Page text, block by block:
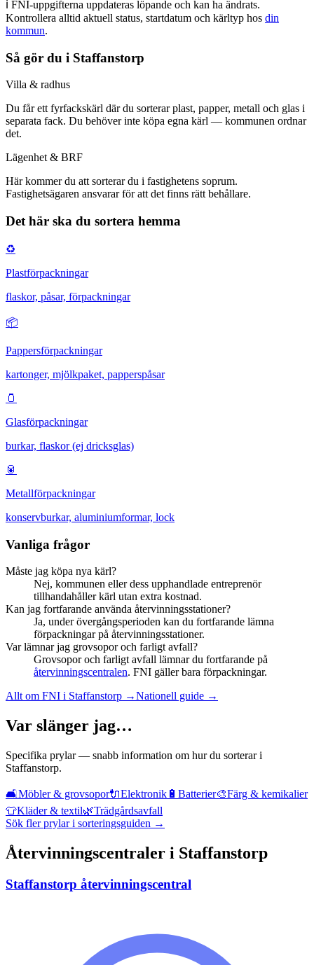
ℹ️ FNI-uppgifterna uppdateras löpande och kan ha ändrats.
Kontrollera alltid aktuell status, startdatum och kärltyp hos din
kommun.
Så gör du i Staffanstorp
Villa & radhus
Du får ett fyrfackskärl där du sorterar plast, papper, metall och glas i
separata fack. Du behöver inte köpa egna kärl — kommunen ordnar
det.
Lägenhet & BRF
Här kommer du att sorterar du i fastighetens soprum.
Fastighetsägaren ansvarar för att det finns rätt behållare.
Det här ska du sortera hemma
♻️
Plastförpackningar
flaskor, påsar, förpackningar
📦
Pappersförpackningar
kartonger, mjölkpaket, papperspåsar
🫙
Glasförpackningar
burkar, flaskor (ej dricksglas)
🥫
Metallförpackningar
konservburkar, aluminiumformar, lock
Vanliga frågor
Måste jag köpa nya kärl?
Nej, kommunen eller dess upphandlade entreprenör
tillhandahåller kärl utan extra kostnad.
Kan jag fortfarande använda återvinningsstationer?
Ja, under övergångsperioden kan du fortfarande lämna
förpackningar på återvinningsstationer.
Var lämnar jag grovsopor och farligt avfall?
Grovsopor och farligt avfall lämnar du fortfarande på
återvinningscentralen. FNI gäller bara förpackningar.
Allt om FNI i Staffanstorp →Nationell guide →
Var slänger jag…
Specifika prylar — snabb information om hur du sorterar i
Staffanstorp.
🛋️Möbler & grovsopor🔌Elektronik 🔋 Batterier🎨Färg & kemikalier
👕Kläder & textil🌿Trädgårdsavfall
Sök fler prylar i sorteringsguiden →
Återvinningscentraler i Staffanstorp
Staffanstorp återvinningscentral